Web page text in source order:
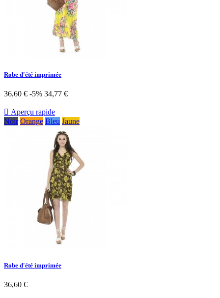
Robe d'été imprimée
36,60 € -5% 34,77 €
 Aperçu rapide
Noir Orange Bleu Jaune
Robe d'été imprimée
36,60 €